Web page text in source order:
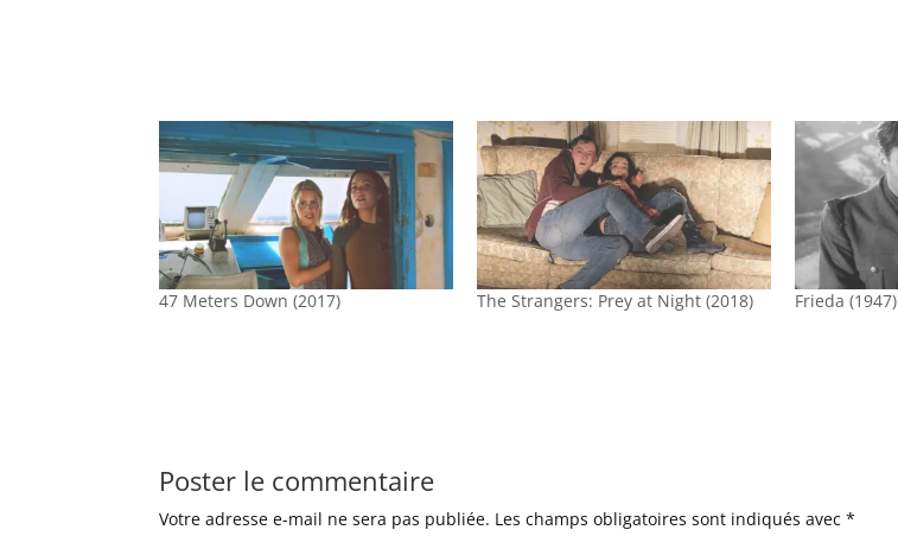
47 Meters Down (2017) The Strangers: Prey at Night (2018) Frieda (1947)
Poster le commentaire
Votre adresse e-mail ne sera pas publiée. Les champs obligatoires sont indiqués avec*